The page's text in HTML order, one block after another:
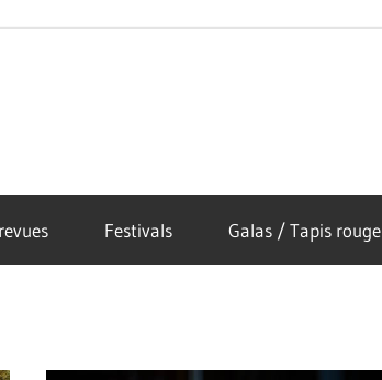
Festivals Galas / Tapis rouge